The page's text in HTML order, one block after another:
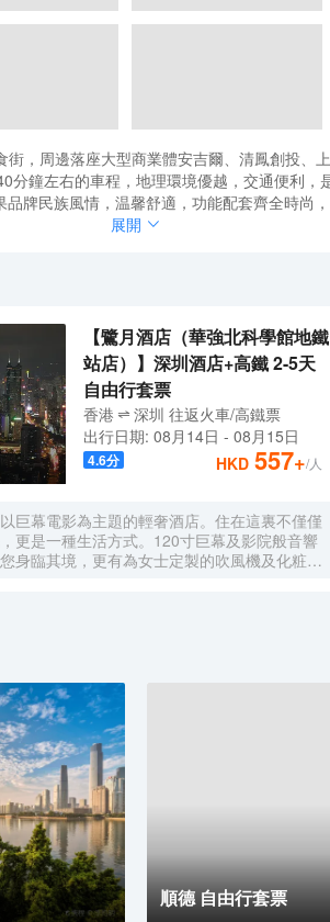
，周邊落座大型商業體安吉爾、清鳳創投、
鐘左右的車程，地理環境優越，交通便利
牌民族風情，温馨舒適，功能配套齊全時尚
務”，讓每一位尊貴的賓客感受到至尊享受，
，周邊落座大型商業體安吉爾、清鳳創投、
牌民族風情，温馨舒適，功能配套齊全時尚
務”，讓每一位尊貴的賓客感受到至尊享受，
展開
【鷺月酒店（華強北科學館地鐵
站店）】深圳酒店+高鐵 2-5天
自由行套票
香港 深圳 往返火車/高鐵票
出行日期: 08月14日 - 08月15日
4.6分 HKD 557+/人
巨幕電影為主題的輕奢酒店。住在這裏不僅僅
更是一種生活方式。120寸巨幕及影院般音響
身臨其境，更有為女士定製的吹風機及化粧
順德 自由行套票